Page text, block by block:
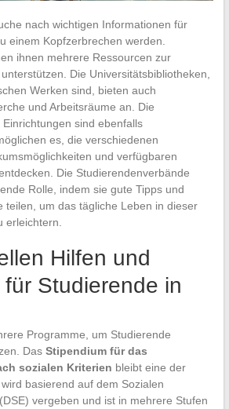
nach wichtigen Informationen für
einem Kopfzerbrechen werden.
ihnen mehrere Ressourcen zur
Die Universitätsbibliotheken,
Werken sind, bieten auch
und Arbeitsräume an. Die
sind ebenfalls
es, die verschiedenen
und verfügbaren
Die Studierendenverbände
Rolle, indem sie gute Tipps und
teilen, um das tägliche Leben in dieser
erleichtern.
Hilfen und
Studierende in
Programme, um Studierende
Das Stipendium für das
sozialen Kriterien bleibt eine der
basierend auf dem Sozialen
vergeben und ist in mehrere Stufen